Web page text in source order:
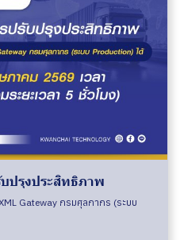
ปรุงประสิทธิภาพ
Gateway กรมศุลกากร (ระบบ